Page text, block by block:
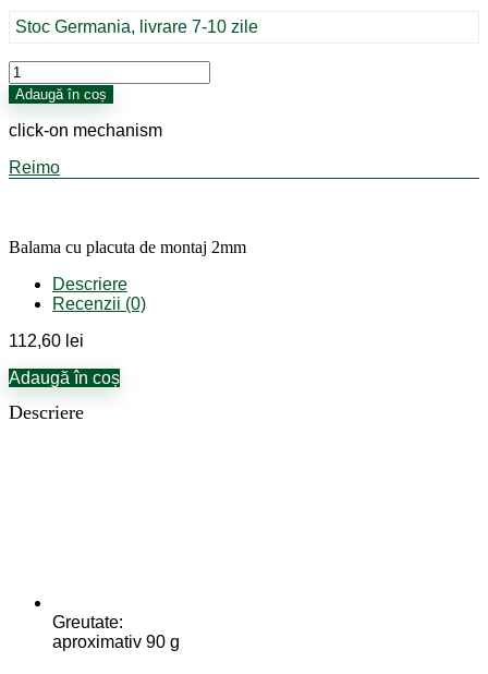
Stoc Germania, livrare 7-10 zile
Cantitate
Balama
cu
placuta
montaj
Adaugă în coș
click-on mechanism
Reimo
Balama cu placuta de montaj 2mm
Descriere
Recenzii (0)
112,60 lei
Adaugă în coș
Descriere
Greutate:
aproximativ 90 g